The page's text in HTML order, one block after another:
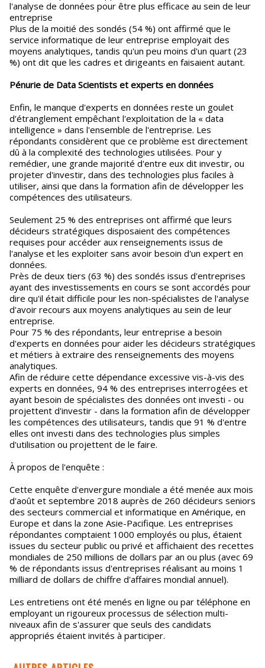
l'analyse de données pour être plus efficace au sein de leur
entreprise
Plus de la moitié des sondés (54 %) ont affirmé que le
service informatique de leur entreprise employait des
moyens analytiques, tandis qu'un peu moins d'un quart (23
%) ont dit que les cadres et dirigeants en faisaient autant.
Pénurie de Data Scientists et experts en données
Enfin, le manque d'experts en données reste un goulet
d'étranglement empêchant l'exploitation de la « data
intelligence » dans l'ensemble de l'entreprise. Les
répondants considèrent que ce problème est directement
dû à la complexité des technologies utilisées. Pour y
remédier, une grande majorité d'entre eux dit investir, ou
projeter d'investir, dans des technologies plus faciles à
utiliser, ainsi que dans la formation afin de développer les
compétences des utilisateurs.
Seulement 25 % des entreprises ont affirmé que leurs
décideurs stratégiques disposaient des compétences
requises pour accéder aux renseignements issus de
l'analyse et les exploiter sans avoir besoin d'un expert en
données.
Près de deux tiers (63 %) des sondés issus d'entreprises
ayant des investissements en cours se sont accordés pour
dire qu'il était difficile pour les non-spécialistes de l'analyse
d'avoir recours aux moyens analytiques au sein de leur
entreprise.
Pour 75 % des répondants, leur entreprise a besoin
d'experts en données pour aider les décideurs stratégiques
et métiers à extraire des renseignements des moyens
analytiques.
Afin de réduire cette dépendance excessive vis-à-vis des
experts en données, 94 % des entreprises interrogées et
ayant besoin de spécialistes des données ont investi - ou
projettent d'investir - dans la formation afin de développer
les compétences des utilisateurs, tandis que 91 % d'entre
elles ont investi dans des technologies plus simples
d'utilisation ou projettent de le faire.
À propos de l'enquête :
Cette enquête d'envergure mondiale a été menée aux mois
d'août et septembre 2018 auprès de 260 décideurs seniors
des secteurs commercial et informatique en Amérique, en
Europe et dans la zone Asie-Pacifique. Les entreprises
répondantes comptaient 1000 employés ou plus, étaient
issues du secteur public ou privé et affichaient des recettes
mondiales de 250 millions de dollars par an ou plus (avec 69
% de répondants issus d'entreprises réalisant au moins 1
milliard de dollars de chiffre d'affaires mondial annuel).
Les entretiens ont été menés en ligne ou par téléphone en
employant un rigoureux processus de sélection multi-
niveaux afin de s'assurer que seuls des candidats
appropriés étaient invités à participer.